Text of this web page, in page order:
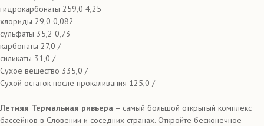
гидрокарбонаты 259,0 4,25
хлориды 29,0 0,082
сульфаты 35,2 0,73
карбонаты 27,0 /
силикаты 31,0 /
Сухое вещество 335,0 /
Сухой остаток после прокаливания 125,0 /
Летняя Термальная ривьера – самый большой открытый комплекс
бассейнов в Словении и соседних странах. Откройте бесконечное